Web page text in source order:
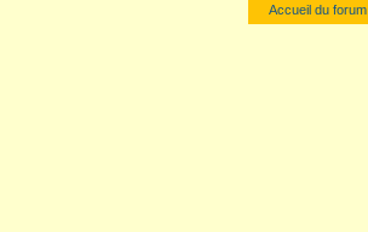
Accueil du forum